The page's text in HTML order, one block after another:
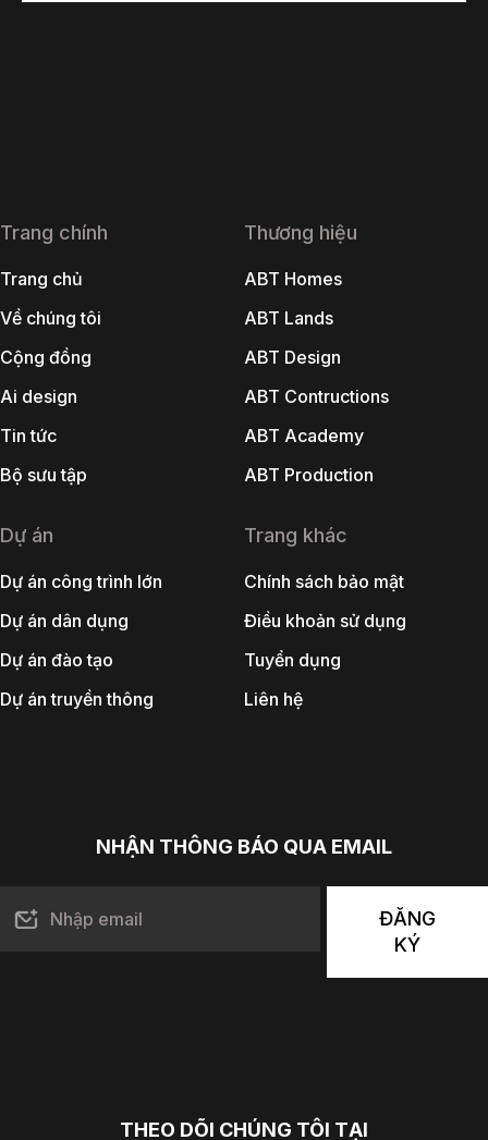
Trang chính
Trang chủ
Về chúng tôi
Cộng đồng
Ai design
Tin tức
Bộ sưu tập
Thương hiệu
ABT Homes
ABT Lands
ABT Design
ABT Contructions
ABT Academy
ABT Production
Dự án
Dự án công trình lớn
Dự án dân dụng
Dự án đào tạo
Dự án truyền thông
Trang khác
Chính sách bảo mật
Điều khoản sử dụng
Tuyển dụng
Liên hệ
NHẬN THÔNG BÁO QUA EMAIL
ĐĂNG
KÝ
THEO DÕI CHÚNG TÔI TẠI